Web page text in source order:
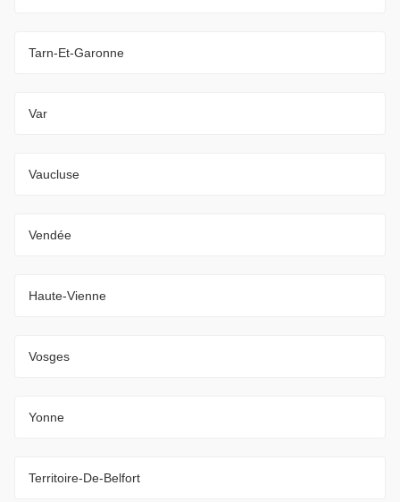
Tarn-Et-Garonne
Var
Vaucluse
Vendée
Haute-Vienne
Vosges
Yonne
Territoire-De-Belfort